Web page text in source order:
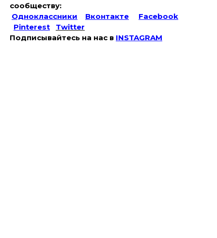
сообществу:
Одноклассники
Вконтакте
Facebook
Pinterest
Twitter
Подписывайтесь на наc в INSTAGRAM